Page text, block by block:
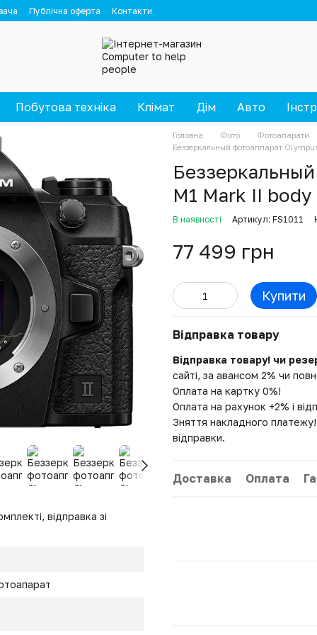
Публічна оферта Контакти
Побутова техніка Клімат Дім Авто
відправка зі
Головна Фото Фотоапарати
Беззеркальный фотоаппарат
M1 Mark II
В наявності Артикул: FS1011
77 499 грн
Купити
Відправка товару
Відправка товару! чи
сайті, за авансом 2% чи
Оплата на картку 0%!
Оплата на рахунок +2% і
Зняття накладного
відправки.
Доставка Оплата